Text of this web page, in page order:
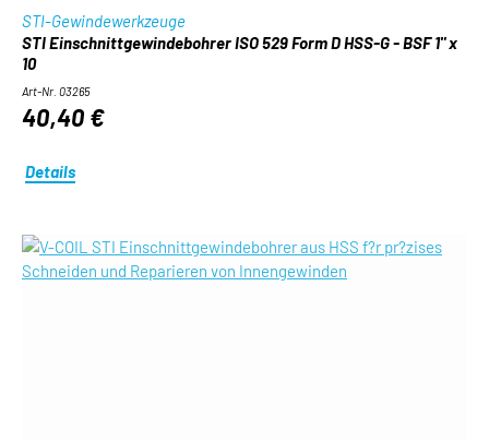
STI-Gewindewerkzeuge
STI Einschnittgewindebohrer ISO 529 Form D HSS-G - BSF 1" x
10
Art-Nr. 03265
40,40 €
Details